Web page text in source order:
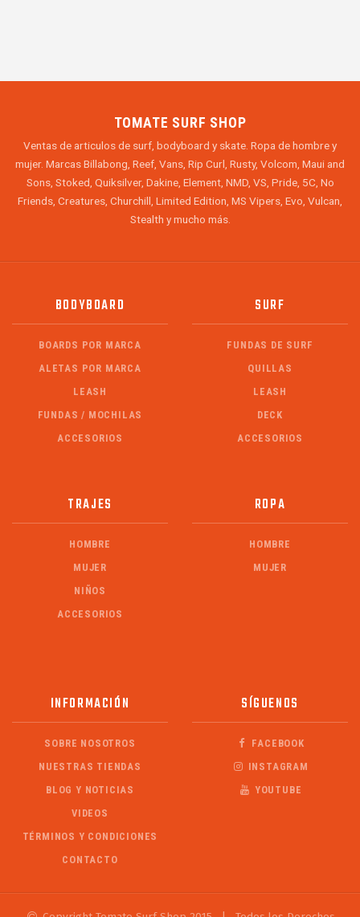
TOMATE SURF SHOP
Ventas de articulos de surf, bodyboard y skate. Ropa de hombre y
mujer. Marcas Billabong, Reef, Vans, Rip Curl, Rusty, Volcom, Maui and
Sons, Stoked, Quiksilver, Dakine, Element, NMD, VS, Pride, 5C, No
Friends, Creatures, Churchill, Limited Edition, MS Vipers, Evo, Vulcan,
Stealth y mucho más.
BODYBOARD
BOARDS POR MARCA
ALETAS POR MARCA
LEASH
FUNDAS / MOCHILAS
ACCESORIOS
SURF
FUNDAS DE SURF
QUILLAS
LEASH
DECK
ACCESORIOS
TRAJES
HOMBRE
MUJER
NIÑOS
ACCESORIOS
ROPA
HOMBRE
MUJER
INFORMACIÓN
SOBRE NOSOTROS
NUESTRAS TIENDAS
BLOG Y NOTICIAS
VIDEOS
TÉRMINOS Y CONDICIONES
CONTACTO
SÍGUENOS
FACEBOOK
INSTAGRAM
YOUTUBE